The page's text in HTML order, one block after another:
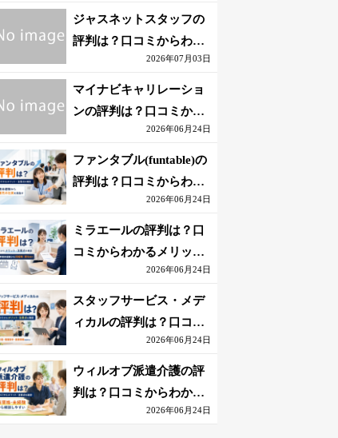
意点を解説
ジャスネットスタッフの
評判は？口コミからわか
るメリット・注意点を解
説
2026年07月03日
マイナビキャリレーショ
ンの評判は？口コミから
わかるメリット・注意点
を解説
2026年06月24日
ファンタブル(funtable)の
評判は？口コミからわか
るメリット・注意点を解
説
2026年06月24日
ミラエールの評判は？口
コミからわかるメリッ
ト・注意点を解説2026年06月24日
スタッフサービス・メデ
ィカルの評判は？口コミ
からわかるメリット・注
意点を解説
2026年06月24日
ウィルオブ派遣介護の評
判は？口コミからわかる
メリット・注意点を解説
2026年06月24日